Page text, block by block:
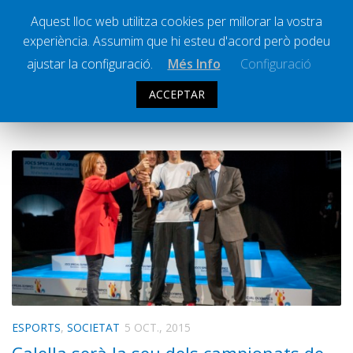
Societat
Successos
Esports
La Banqueta
Transmissions Esportives
Pòdcasts
Vídeos
Ràdio Calella Televisió
ESPORTS, SOCIETAT 5 OCT., 2015
Aquest lloc web utilitza cookies per millorar la vostra
experiència. Assumim que hi esteu d'acord però podeu
ajustar la configuració.
Més Info Configuració
ACCEPTAR